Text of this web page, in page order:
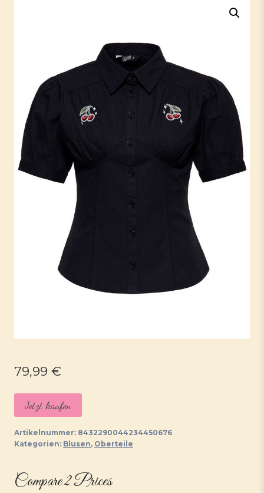
79,99 €
Jetzt kaufen
Artikelnummer: 8432290044234450676
Kategorien: Blusen, Oberteile
Compare 2 Prices